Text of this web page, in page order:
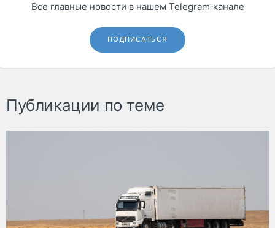
Все главные новости в нашем Telegram‑канале
ПОДПИСАТЬСЯ
Публикации по теме